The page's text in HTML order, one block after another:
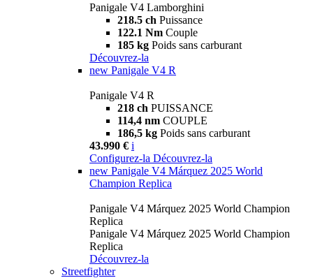
Panigale V4 Lamborghini
218.5 ch Puissance
122.1 Nm Couple
185 kg Poids sans carburant
Découvrez-la
new Panigale V4 R
Panigale V4 R
218 ch PUISSANCE
114,4 nm COUPLE
186,5 kg Poids sans carburant
43.990 € i
Configurez-la Découvrez-la
new Panigale V4 Márquez 2025 World
Champion Replica
Panigale V4 Márquez 2025 World Champion
Replica
Panigale V4 Márquez 2025 World Champion
Replica
Découvrez-la
Streetfighter